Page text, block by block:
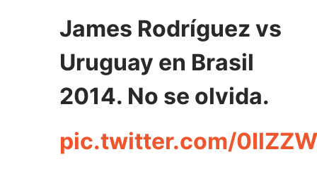
James Rodríguez vs
Uruguay en Brasil
2014. No se olvida.
pic.twitter.com/